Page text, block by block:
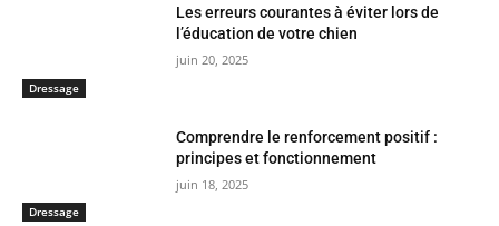
Dressage
Les erreurs courantes à éviter lors de
l’éducation de votre chien
juin 20, 2025
Dressage
Comprendre le renforcement positif :
principes et fonctionnement
juin 18, 2025